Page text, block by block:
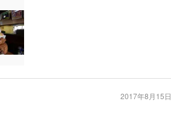
2017年8月15日